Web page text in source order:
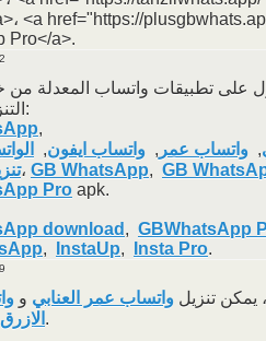
Pro</a>.
على تطبيقات واتساب المعدلة من
التنزيل كمايلي:
,
, واتساب عمر , واتساب ايفون,
، GB WhatsApp, GB
Pro apk.
download , GBWhatsApp
, InstaUp, Insta Pro.
يمكن تنزيل واتساب عمر العنابي و
الازرق اخر إصدار.